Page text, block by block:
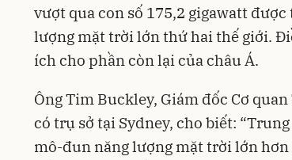
vượt qua con số 175,2 gigawatt
lượng mặt trời lớn thứ hai thế giới.
ích cho phần còn lại của châu Á.
Ông Tim Buckley, Giám đốc Cơ
có trụ sở tại Sydney, cho biết:
mô-đun năng lượng mặt trời lớn hơn